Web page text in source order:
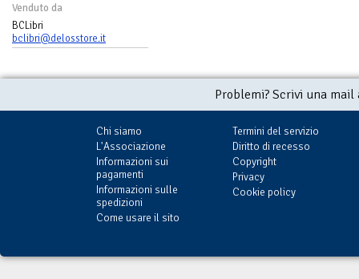
Venduto da
BCLibri
bclibri@delosstore.it
Problemi? Scrivi una
Chi siamo
L'Associazione
Informazioni sui
pagamenti
Informazioni sulle
spedizioni
Come usare il sito
Termini del servizio
Diritto di recesso
Copyright
Privacy
Cookie policy